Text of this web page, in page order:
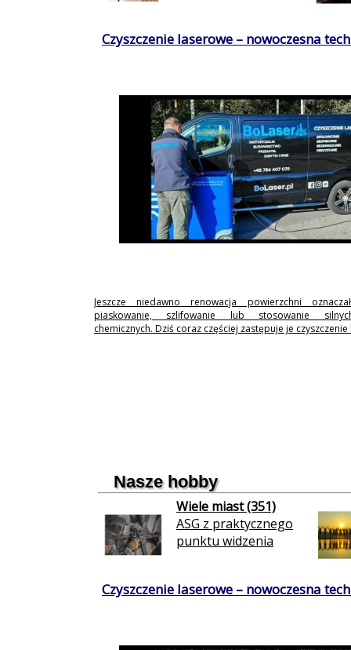
Czyszczenie laserowe – nowoczesna
Jeszcze niedawno renowacja powierzchni
piaskowanie, szlifowanie lub stosowanie
chemicznych. Dziś coraz częściej zastępuje je
Nasze hobby
Wiele miast (351)
ASG z praktycznego
punktu widzenia
Czyszczenie laserowe – nowoczesna